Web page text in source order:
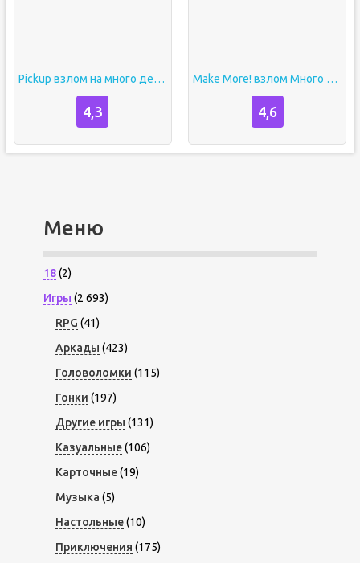
Pickup взлом на много денег
4,3
Make More! взлом Много денег
4,6
Меню
18(2)
Игры (2 693)
RPG (41)
Аркады (423)
Головоломки (115)
Гонки (197)
Другие игры (131)
Казуальные(106)
Карточные(19)
Музыка (5)
Настольные(10)
Приключения (175)